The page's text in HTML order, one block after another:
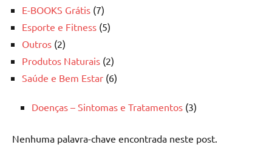
E-BOOKS Grátis (7)
Esporte e Fitness (5)
Outros (2)
Produtos Naturais (2)
Saúde e Bem Estar (6)
Doenças – Sintomas e Tratamentos (3)
Nenhuma palavra-chave encontrada neste post.